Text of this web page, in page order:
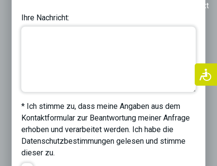
Next
Ihre Nachricht:
* Ich stimme zu, dass meine Angaben aus dem
Kontaktformular zur Beantwortung meiner Anfrage
erhoben und verarbeitet werden. Ich habe die
Datenschutzbestimmungen gelesen und stimme
dieser zu.